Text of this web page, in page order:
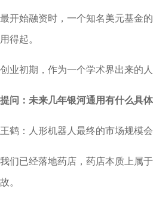
最开始融资时，一个知名美元基金
用得起。
创业初期，作为一个学术界出来的
提问：未来几年银河通用有什么具
王鹤：人形机器人最终的市场规模
我们已经落地药店，药店本质上属
故。